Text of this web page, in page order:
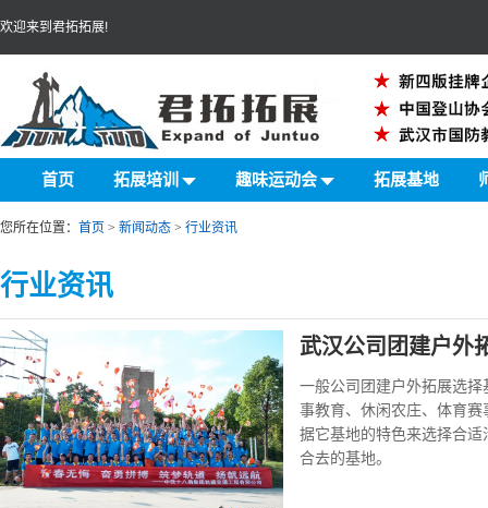
欢迎来到君拓拓展!
首页 拓展培训 趣味运动会 拓展基地
您所在位置： 首页 > 新闻动态 > 行业资讯
行业资讯
武汉公司团建户外
一般公司团建户外拓展选
事教育、休闲农庄、体育
据它基地的特色来选择合
合去的基地。